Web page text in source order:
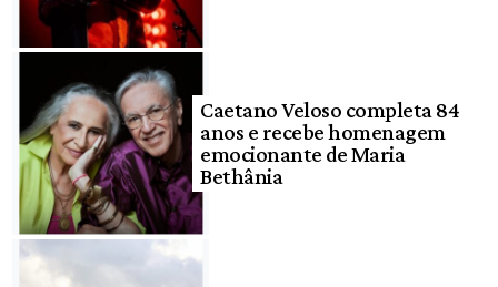
Caetano Veloso completa 84
anos e recebe homenagem
emocionante de Maria
Bethânia